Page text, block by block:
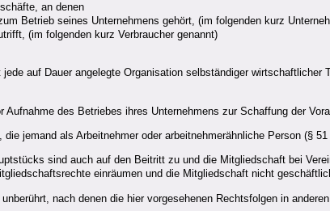
an denen
Betrieb seines Unternehmens gehört, (im folgenden kurz
(im folgenden kurz Verbraucher genannt)
auf Dauer angelegte Organisation selbständiger
des Betriebes ihres Unternehmens zur Schaffung der
jemand als Arbeitnehmer oder arbeitnehmerähnliche Person (§
sind auch auf den Beitritt zu und die Mitgliedschaft bei
einräumen und die Mitgliedschaft nicht
nach denen die hier vorgesehenen Rechtsfolgen in